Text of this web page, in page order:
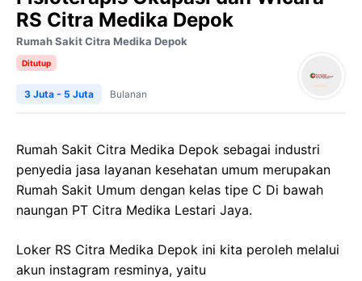
RS Citra Medika Depok
Rumah Sakit Citra Medika Depok
Ditutup
3 Juta - 5 Juta Bulanan
Rumah Sakit Citra Medika Depok sebagai industri
penyedia jasa layanan kesehatan umum merupakan
Rumah Sakit Umum dengan kelas tipe C Di bawah
naungan PT Citra Medika Lestari Jaya.
Loker RS Citra Medika Depok ini kita peroleh melalui
akun instagram resminya, yaitu